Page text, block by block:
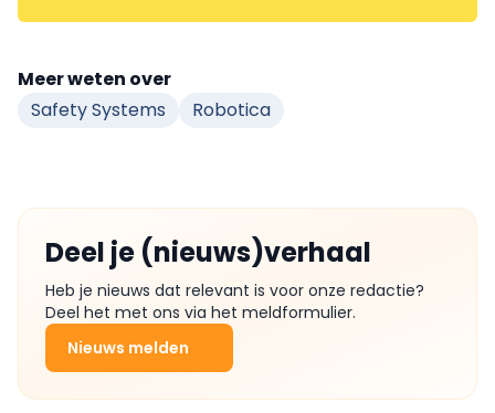
Meer weten over
Safety Systems
Robotica
Deel je (nieuws)verhaal
Heb je nieuws dat relevant is voor onze redactie?
Deel het met ons via het meldformulier.
Nieuws melden